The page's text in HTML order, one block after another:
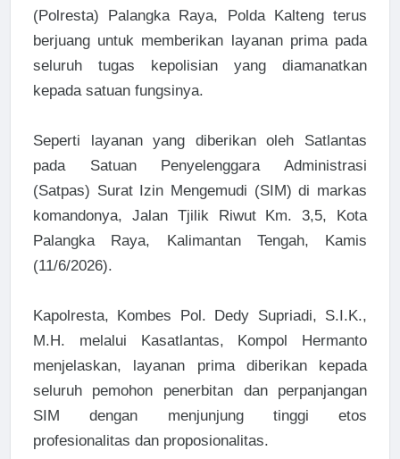
(Polresta) Palangka Raya, Polda Kalteng terus
berjuang untuk memberikan layanan prima pada
seluruh tugas kepolisian yang diamanatkan
kepada satuan fungsinya.
Seperti layanan yang diberikan oleh Satlantas
pada Satuan Penyelenggara Administrasi
(Satpas) Surat Izin Mengemudi (SIM) di markas
komandonya, Jalan Tjilik Riwut Km. 3,5, Kota
Palangka Raya, Kalimantan Tengah, Kamis
(11/6/2026).
Kapolresta, Kombes Pol. Dedy Supriadi, S.I.K.,
M.H. melalui Kasatlantas, Kompol Hermanto
menjelaskan, layanan prima diberikan kepada
seluruh pemohon penerbitan dan perpanjangan
SIM dengan menjunjung tinggi etos
profesionalitas dan proposionalitas.